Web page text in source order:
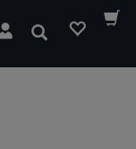
Pesquisar